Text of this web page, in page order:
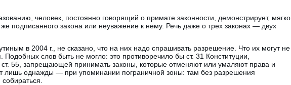
человек, постоянно говорящий о примате законности, демонстрирует, мягко
подписанного закона или неуважение к нему. Речь даже о трех законах — двух
в 2004 г., не сказано, что на них надо спрашивать разрешение. Что их могут не
Подобных слов быть не могло: это противоречило бы ст. 31 Конституции,
55, запрещающей принимать законы, которые отменяют или умаляют права и
лишь однажды — при упоминании пограничной зоны: там без разрешения